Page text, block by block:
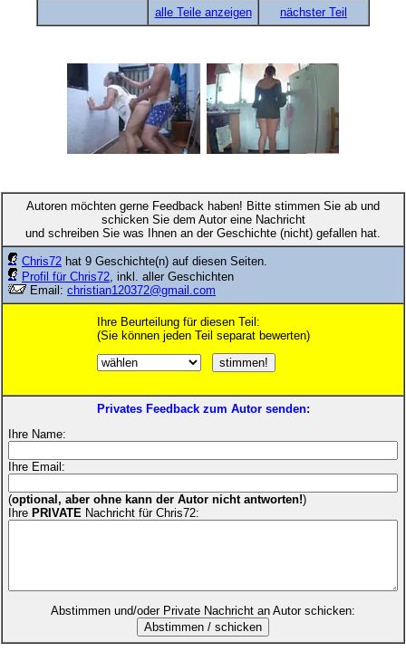
alle Teile anzeigen
nächster Teil
Autoren möchten gerne Feedback haben! Bitte stimmen Sie ab und
schicken Sie dem Autor eine Nachricht
und schreiben Sie was Ihnen an der Geschichte (nicht) gefallen hat.
Chris72 hat 9 Geschichte(n) auf diesen Seiten.
Profil für Chris72 , inkl. aller Geschichten
Email: christian120372@gmail.com
Ihre Beurteilung für diesen Teil:
(Sie können jeden Teil separat bewerten)
Privates Feedback zum Autor senden:
Ihre Name:
Ihre Email:
(optional, aber ohne kann der Autor nicht antworten!)
Ihre PRIVATE Nachricht für Chris72:
Abstimmen und/oder Private Nachricht an Autor schicken: